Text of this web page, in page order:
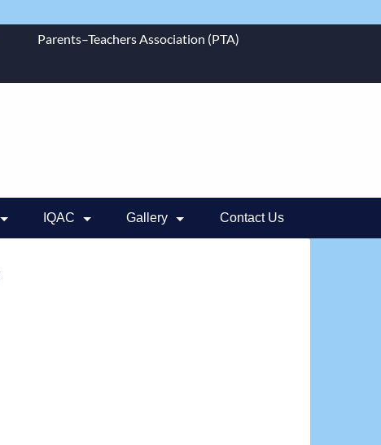
Parents–Teachers Association (PTA)
IQAC Gallery Contact Us